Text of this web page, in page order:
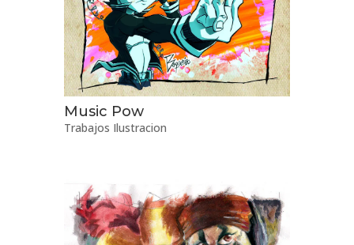
Music Pow
Trabajos Ilustracion